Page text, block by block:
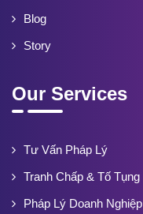
Blog
Story
Our Services
Tư Vấn Pháp Lý
Tranh Chấp & Tố Tụng
Pháp Lý Doanh Nghiệp